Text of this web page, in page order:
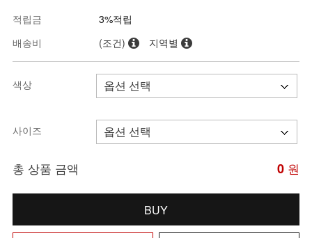
적립금
3%적립
배송비
(조건) 지역별
색상
사이즈
총 상품 금액 0 원
BUY